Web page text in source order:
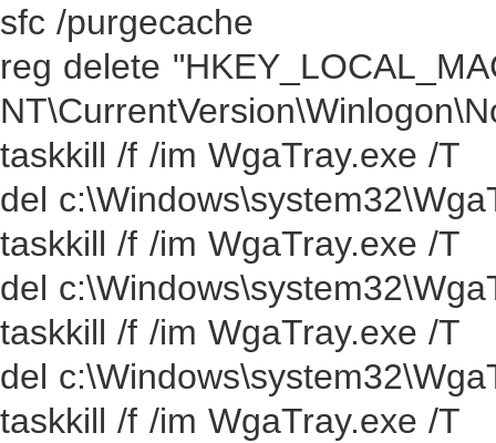
sfc /purgecache
reg delete
taskkill /f /im WgaTray.exe /T
del
taskkill /f /im WgaTray.exe /T
del
taskkill /f /im WgaTray.exe /T
del
taskkill /f /im WgaTray.exe /T